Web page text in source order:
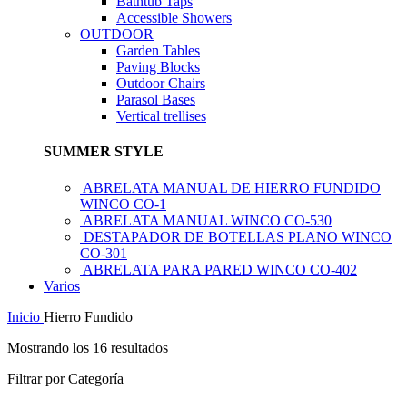
Accessible Showers
OUTDOOR
Garden Tables
Paving Blocks
Outdoor Chairs
Parasol Bases
Vertical trellises
SUMMER STYLE
ABRELATA MANUAL DE HIERRO FUNDIDO
WINCO CO-1
ABRELATA MANUAL WINCO CO-530
DESTAPADOR DE BOTELLAS PLANO WINCO
CO-301
ABRELATA PARA PARED WINCO CO-402
Varios
Inicio Hierro Fundido
Mostrando los 16 resultados
Filtrar por Categoría